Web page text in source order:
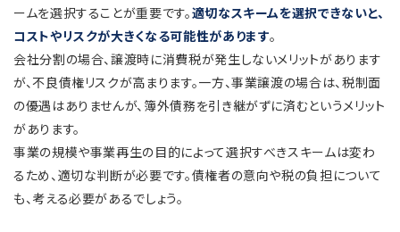
ームを選択することが重要です。適切なスキームを選択できないと、
コストやリスクが大きくなる可能性があります。
会社分割の場合、譲渡時に消費税が発生しないメリットがあります
が、不良債権リスクが高まります。一方、事業譲渡の場合は、税制面
の優遇はありませんが、簿外債務を引き継がずに済むというメリット
があります。
事業の規模や事業再生の目的によって選択すべきスキームは変わ
るため、適切な判断が必要です。債権者の意向や税の負担について
も、考える必要があるでしょう。